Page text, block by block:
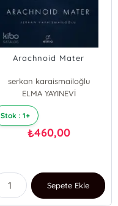
Arachnoid Mater
serkan karaismailoğlu
ELMA YAYINEVİ
Stok : 1+
₺460,00
Sepete Ekle